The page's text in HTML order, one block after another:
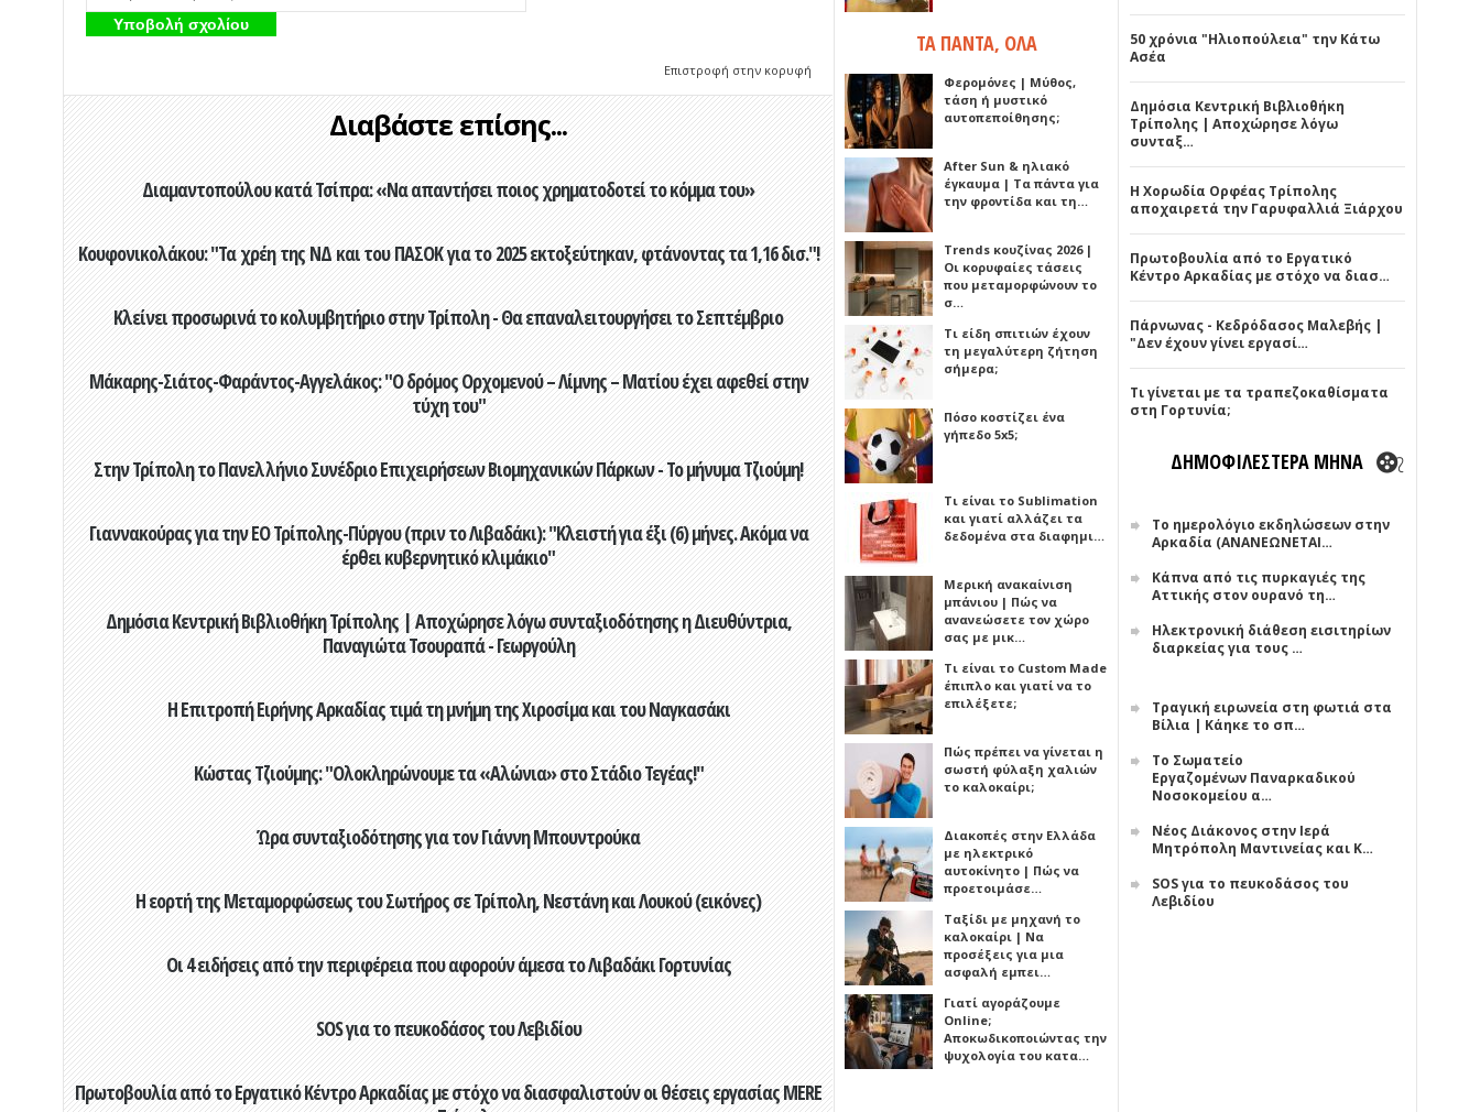
Επιστροφή στην κορυφή
Διαβάστε επίσης...
Διαμαντοπούλου κατά Τσίπρα: «Να απαντήσει ποιος χρηματοδοτεί το κόμμα του»
Κουφονικολάκου: "Τα χρέη της ΝΔ και του ΠΑΣΟΚ για το 2025 εκτοξεύτηκαν, φτάνοντας τα 1,16 δισ."!
Κλείνει προσωρινά το κολυμβητήριο στην Τρίπολη - Θα επαναλειτουργήσει το Σεπτέμβριο
Μάκαρης-Σιάτος-Φαράντος-Αγγελάκος: "Ο δρόμος Ορχομενού – Λίμνης – Ματίου έχει αφεθεί στην
τύχη του"
Στην Τρίπολη το Πανελλήνιο Συνέδριο Επιχειρήσεων Βιομηχανικών Πάρκων - Το μήνυμα Τζιούμη!
Γιαννακούρας για την EO Τρίπολης-Πύργου (πριν το Λιβαδάκι): "Κλειστή για έξι (6) μήνες. Ακόμα να
έρθει κυβερνητικό κλιμάκιο"
Δημόσια Κεντρική Βιβλιοθήκη Τρίπολης | Αποχώρησε λόγω συνταξιοδότησης η Διευθύντρια,
Παναγιώτα Τσουραπά - Γεωργούλη
Η Επιτροπή Ειρήνης Αρκαδίας τιμά τη μνήμη της Χιροσίμα και του Ναγκασάκι
Κώστας Τζιούμης: "Ολοκληρώνουμε τα «Αλώνια» στο Στάδιο Τεγέας!"
Ώρα συνταξιοδότησης για τον Γιάννη Μπουντρούκα
Η εορτή της Μεταμορφώσεως του Σωτήρος σε Τρίπολη, Νεστάνη και Λουκού (εικόνες)
Οι 4 ειδήσεις από την περιφέρεια που αφορούν άμεσα το Λιβαδάκι Γορτυνίας
SOS για το πευκοδάσος του Λεβιδίου
Πρωτοβουλία από το Εργατικό Κέντρο Αρκαδίας με στόχο να διασφαλιστούν οι θέσεις εργασίας MERE
ΤΑ ΠΑΝΤΑ, ΟΛΑ
Φερομόνες | Μύθος,
τάση ή μυστικό
αυτοπεποίθησης;
After Sun & ηλιακό
έγκαυμα | Τα πάντα για
την φροντίδα και τη…
Trends κουζίνας 2026 |
Οι κορυφαίες τάσεις
που μεταμορφώνουν το
σ…
Τι είδη σπιτιών έχουν
τη μεγαλύτερη ζήτηση
σήμερα;
Πόσο κοστίζει ένα
γήπεδο 5x5;
Τι είναι το Sublimation
και γιατί αλλάζει τα
δεδομένα στα διαφημι…
Μερική ανακαίνιση
μπάνιου | Πώς να
ανανεώσετε τον χώρο
σας με μικ…
Τι είναι το Custom Made
έπιπλο και γιατί να το
επιλέξετε;
Πώς πρέπει να γίνεται η
σωστή φύλαξη χαλιών
το καλοκαίρι;
Διακοπές στην Ελλάδα
με ηλεκτρικό
αυτοκίνητο | Πώς να
προετοιμάσε…
Ταξίδι με μηχανή το
καλοκαίρι | Να
προσέξεις για μια
ασφαλή εμπει…
Γιατί αγοράζουμε
Online;
Αποκωδικοποιώντας την
ψυχολογία του κατα…
50 χρόνια "Ηλιοπούλεια" την Κάτω
Ασέα
Δημόσια Κεντρική Βιβλιοθήκη
Τρίπολης | Αποχώρησε λόγω
συνταξ…
Η Χορωδία Ορφέας Τρίπολης
αποχαιρετά την Γαρυφαλλιά Ξιάρχου
Πρωτοβουλία από το Εργατικό
Κέντρο Αρκαδίας με στόχο να διασ…
Πάρνωνας - Κεδρόδασος Μαλεβής |
"Δεν έχουν γίνει εργασί…
Τι γίνεται με τα τραπεζοκαθίσματα
στη Γορτυνία;
ΔΗΜΟΦΙΛΕΣΤΕΡΑ ΜΗΝΑ
Το ημερολόγιο εκδηλώσεων στην
Αρκαδία (ΑΝΑΝΕΩΝΕΤΑΙ…
Κάπνα από τις πυρκαγιές της
Αττικής στον ουρανό τη…
Ηλεκτρονική διάθεση εισιτηρίων
διαρκείας για τους …
Τραγική ειρωνεία στη φωτιά στα
Βίλια | Κάηκε το σπ…
Το Σωματείο
Εργαζομένων Παναρκαδικού
Νοσοκομείου α…
Νέος Διάκονος στην Ιερά
Μητρόπολη Μαντινείας και Κ…
SOS για το πευκοδάσος του
Λεβιδίου